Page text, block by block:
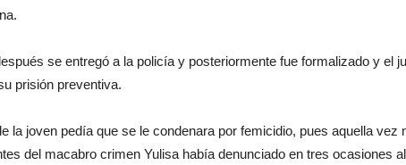
se entregó a la policía y posteriormente fue formalizado y el
prisión preventiva.
la joven pedía que se le condenara por femicidio, pues aquella vez
del macabro crimen Yulisa había denunciado en tres ocasiones